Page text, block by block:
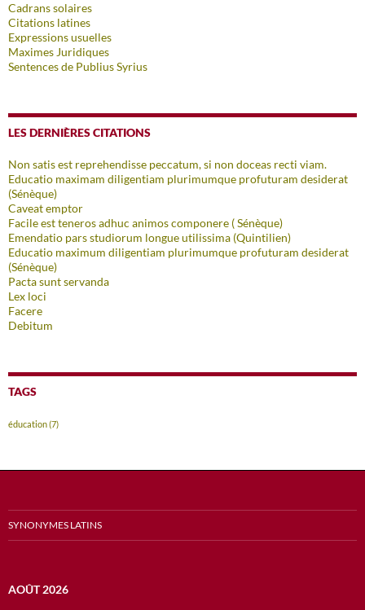
Cadrans solaires
Citations latines
Expressions usuelles
Maximes Juridiques
Sentences de Publius Syrius
LES DERNIÈRES CITATIONS
Non satis est reprehendisse peccatum, si non doceas recti viam.
Educatio maximam diligentiam plurimumque profuturam desiderat
(Sénèque)
Caveat emptor
Facile est teneros adhuc animos componere ( Sénèque)
Emendatio pars studiorum longue utilissima (Quintilien)
Educatio maximum diligentiam plurimumque profuturam desiderat
(Sénèque)
Pacta sunt servanda
Lex loci
Facere
Debitum
TAGS
éducation(7)
SYNONYMES LATINS
AOÛT 2026